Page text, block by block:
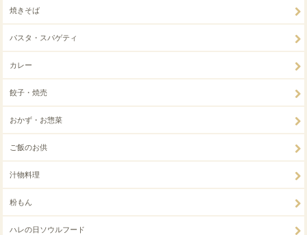
焼きそば
パスタ・スパゲティ
カレー
餃子・焼売
おかず・お惣菜
ご飯のお供
汁物料理
粉もん
ハレの日ソウルフード